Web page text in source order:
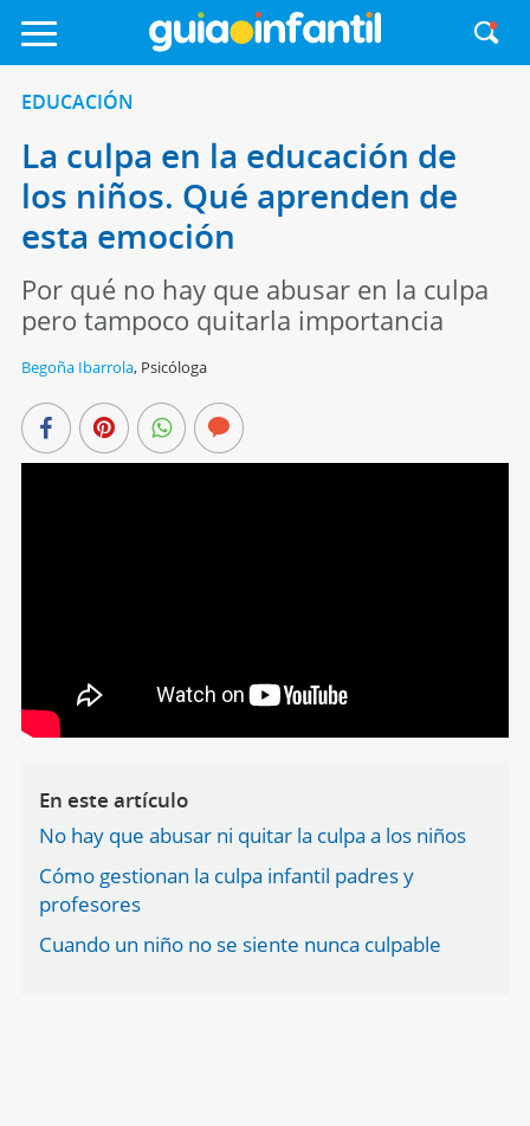
EDUCACIÓN
La culpa en la educación de
los niños. Qué aprenden de
esta emoción
Por qué no hay que abusar en la culpa
pero tampoco quitarla importancia
Begoña Ibarrola, Psicóloga
En este artículo
No hay que abusar ni quitar la culpa a los niños
Cómo gestionan la culpa infantil padres y
profesores
Cuando un niño no se siente nunca culpable